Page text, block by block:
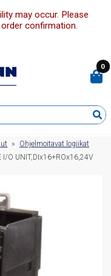
may occur. Please
confirmation.
0
»
Ohjelmoitavat logiikat
I/O UNIT,DIx16+ROx16,24V